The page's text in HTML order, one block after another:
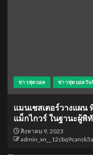
ข่าวฟุตบอล ข่าวฟุตบอลวัน
แมนเชสเตอร์วางแผน
แม็กไกวร์ ในฐานะผู้พิ
สิงหาคม 9, 2023